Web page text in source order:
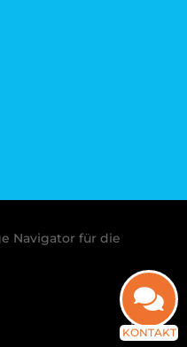
Navigator für die
KONTAKT